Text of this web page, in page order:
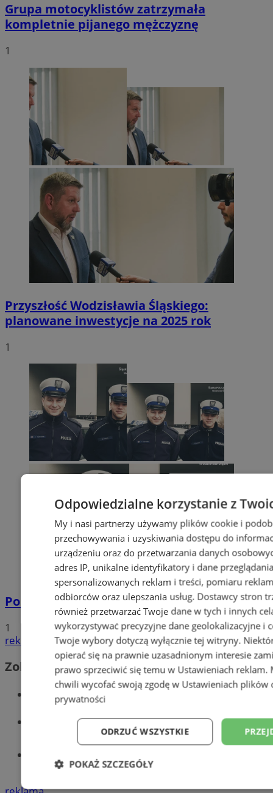
Grupa motocyklistów zatrzymała
kompletnie pijanego mężczyznę
1
Przyszłość Wodzisławia Śląskiego:
planowane inwestycje na 2025 rok
1
Policyjna eskorta na porodówkę
1
reklama
Zobacz również
Wiadomości kryminalne w Wodzisławiu
Wiadomości lokalne
Śląski
Odpowiedzialne korzystanie z
My i nasi partnerzy używamy plików cookie i
przechowywania i uzyskiwania dostępu do
urządzeniu oraz do przetwarzania danych
adres IP, unikalne identyfikatory i dane
spersonalizowanych reklam i treści, pomiaru
odbiorców oraz ulepszania usług. Dostawcy stron
również przetwarzać Twoje dane w tych i innych
wykorzystywać precyzyjne dane geolokalizacyjne i
Twoje wybory dotyczą wyłącznie tej witryny.
opierać się na prawnie uzasadnionym interesie
prawo sprzeciwić się temu w Ustawieniach reklam.
chwili wycofać swoją zgodę w Ustawieniach plików
prywatności
ODRZUĆ WSZYSTKIE
POKAŻ SZCZEGÓŁY
Niezbędne Wydajność